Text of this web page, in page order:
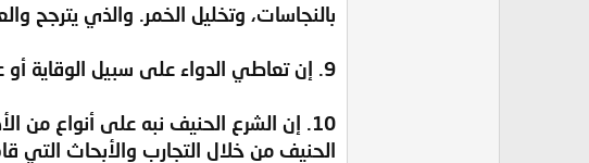
بالنجاسات، وتخليل الخمر. والذي يترجح
9. إن تعاطي الدواء على سبيل الوقاية أو على سبيل العلاج، كل ذلك جائز، وهذا مقتضى الأدلة الشرعية، كما أوضحته في موضعه.
10. إن الشرع الحنيف نبه على أنواع من
الحنيف من خلال التجارب والأبحاث التي